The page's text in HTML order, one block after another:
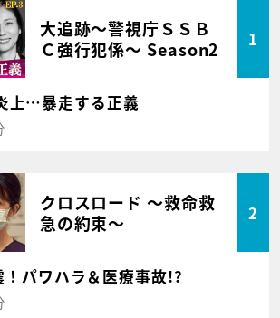
大追跡～警視庁ＳＳＢ
Ｃ強行犯係～ Season2
1
上…暴走する正義
クロスロード ～救命救
急の約束～
2
パワハラ＆医療事故!?